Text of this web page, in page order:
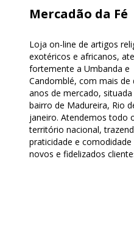
Mercadão da Fé
Loja on-line de artigos
exotéricos e africanos,
fortemente a Umbanda e
Candomblé, com mais de
anos de mercado, situada
bairro de Madureira, Rio
janeiro. Atendemos todo
território nacional,
praticidade e comodidade
novos e fidelizados